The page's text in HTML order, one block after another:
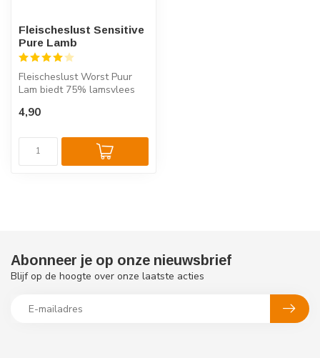
Fleischeslust Sensitive
Pure Lamb
Fleischeslust Worst Puur
Lam biedt 75% lamsvlees
aardappele...
4,90
Abonneer je op onze nieuwsbrief
Blijf op de hoogte over onze laatste acties